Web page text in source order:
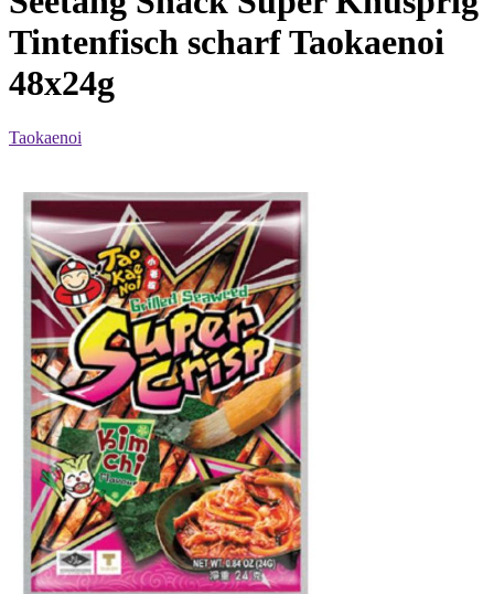
Tintenfisch scharf Taokaenoi
48x24g
Taokaenoi